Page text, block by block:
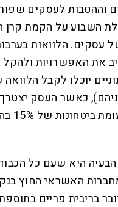
וההטבות לעסקים
השבוע על הקמת קרן
עסקים. הלוואות
את האפשרויות ולהקל
יוכלו לקבל
כאשר העסק
של
היא שעם כל
האשראי החוץ